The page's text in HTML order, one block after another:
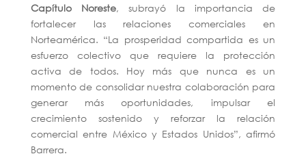
Capítulo Noreste, subrayó la importancia de
fortalecer las relaciones comerciales en
Norteamérica. “La prosperidad compartida es un
esfuerzo colectivo que requiere la protección
activa de todos. Hoy más que nunca es un
momento de consolidar nuestra colaboración para
generar más oportunidades, impulsar el
crecimiento sostenido y reforzar la relación
comercial entre México y Estados Unidos”, afirmó
Barrera.